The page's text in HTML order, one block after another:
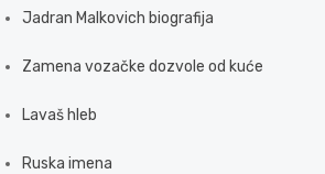
Jadran Malkovich biografija
Zamena vozačke dozvole od kuće
Lavaš hleb
Ruska imena